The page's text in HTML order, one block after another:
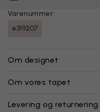
Varenummer:
e319207
Om designet
Om vores tapet
Levering og returnering